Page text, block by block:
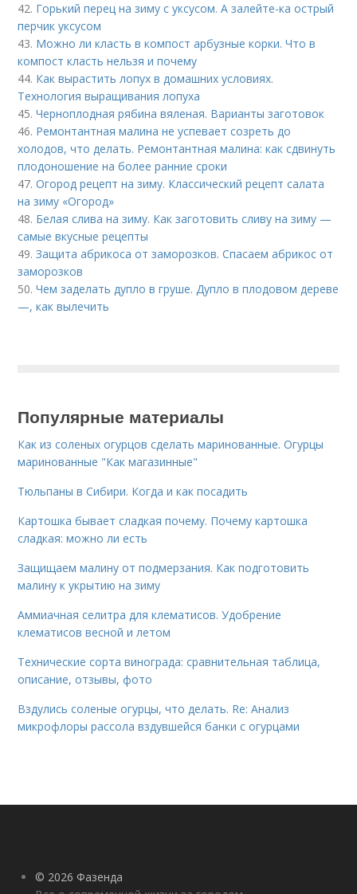
42. Горький перец на зиму с уксусом. А залейте-ка острый
перчик уксусом
43. Можно ли класть в компост арбузные корки. Что в
компост класть нельзя и почему
44. Как вырастить лопух в домашних условиях.
Технология выращивания лопуха
45.Черноплодная рябина вяленая. Варианты заготовок
46. Ремонтантная малина не успевает созреть до
холодов, что делать. Ремонтантная малина: как сдвинуть
плодоношение на более ранние сроки
47.Огород рецепт на зиму. Классический рецепт салата
на зиму «Огород»
48. Белая слива на зиму. Как заготовить сливу на зиму —
самые вкусные рецепты
49.Защита абрикоса от заморозков. Спасаем абрикос от
заморозков
50.Чем заделать дупло в груше. Дупло в плодовом дереве
—, как вылечить
Популярные материалы
Как из соленых огурцов сделать маринованные. Огурцы
маринованные "Как магазинные"
Тюльпаны в Сибири. Когда и как посадить
Картошка бывает сладкая почему. Почему картошка
сладкая: можно ли есть
Защищаем малину от подмерзания. Как подготовить
малину к укрытию на зиму
Аммиачная селитра для клематисов. Удобрение
клематисов весной и летом
Технические сорта винограда: сравнительная таблица,
описание, отзывы, фото
Вздулись соленые огурцы, что делать. Re: Анализ
микрофлоры рассола вздувшейся банки с огурцами
© 2026 Фазенда